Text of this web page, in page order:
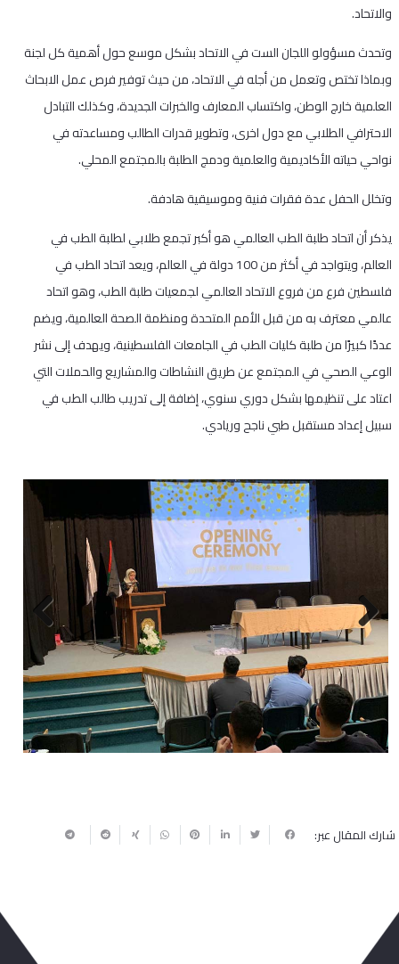
والاتحاد.
وتحدث مسؤولو اللجان الست في الاتحاد بشكل موسع حول أهمية كل لجنة
وبماذا تختص وتعمل من أجله في الاتحاد، من حيث توفير فرص عمل الابحاث
العلمية خارج الوطن، واكتساب المعارف والخبرات الجديدة، وكذلك التبادل
الاحترافي الطلابي مع دول اخرى، وتطوير قدرات الطالب ومساعدته في
نواحي حياته الأكاديمية والعلمية ودمج الطلبة بالمجتمع المحلي.
وتخلل الحفل عدة فقرات فنية وموسيقية هادفة.
يذكر أن اتحاد طلبة الطب العالمي هو أكبر تجمع طلابي لطلبة الطب في
العالم، ويتواجد في أكثر من 100 دولة في العالم، ويعد اتحاد الطب في
فلسطين فرع من فروع الاتحاد العالمي لجمعيات طلبة الطب، وهو اتحاد
عالمي معترف به من قبل الأمم المتحدة ومنظمة الصحة العالمية، ويضم
عددًا كبيرًا من طلبة كليات الطب في الجامعات الفلسطينية، ويهدف إلى نشر
الوعي الصحي في المجتمع عن طريق النشاطات والمشاريع والحملات التي
اعتاد على تنظيمها بشكل دوري سنوي، إضافة إلى تدريب طالب الطب في
سبيل إعداد مستقبل طبي ناجح وريادي.
Previous
Next
شارك المقال عبر: